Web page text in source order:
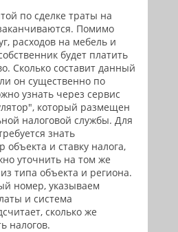
по сделке траты на
Помимо
расходов на мебель и
будет платить
Сколько составит данный
он существенно по
узнать через сервис
который размещен
налоговой службы. Для
знать
объекта и ставку налога,
уточнить на том же
типа объекта и региона.
номер, указываем
и система
сколько же
налогов.